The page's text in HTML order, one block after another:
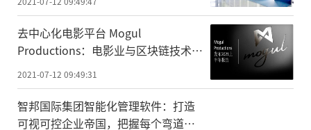
去中心化电影平台 Mogul
Productions：电影业与区块链技术融
合是噱头吗？
2021-07-12 09:49:31
智邦国际集团智能化管理软件：打造
可视可控企业帝国，把握每个弯道超